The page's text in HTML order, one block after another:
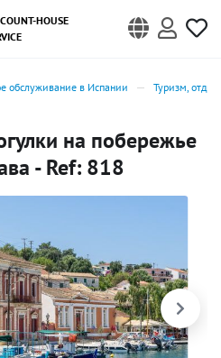
HOUSE
обслуживание в Испании Туризм,
на побережье
- Ref: 818